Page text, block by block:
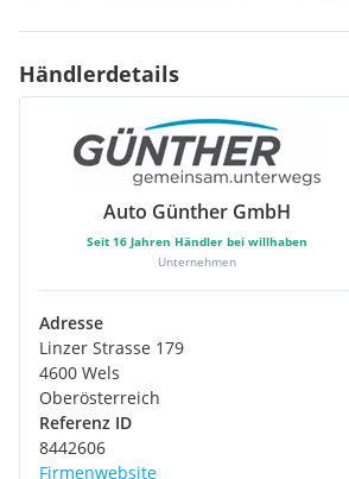
Händlerdetails
Auto Günther GmbH
Seit 16 Jahren Händler bei willhaben
Unternehmen
Adresse
Linzer Strasse 179
4600 Wels
Oberösterreich
Referenz ID
8442606
Firmenwebsite